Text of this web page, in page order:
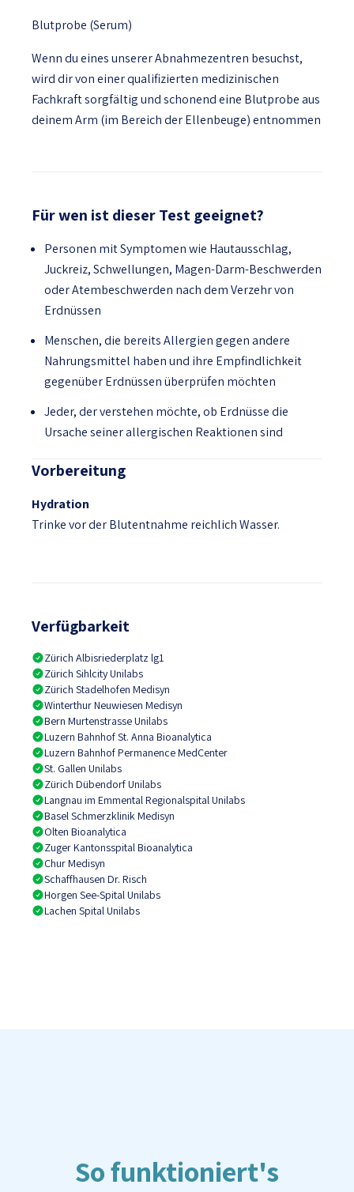
Blutprobe (Serum)
Wenn du eines unserer Abnahmezentren besuchst,
wird dir von einer qualifizierten medizinischen
Fachkraft sorgfältig und schonend eine Blutprobe aus
deinem Arm (im Bereich der Ellenbeuge) entnommen
Für wen ist dieser Test geeignet?
Personen mit Symptomen wie Hautausschlag,
Juckreiz, Schwellungen, Magen-Darm-Beschwerden
oder Atembeschwerden nach dem Verzehr von
Erdnüssen
Menschen, die bereits Allergien gegen andere
Nahrungsmittel haben und ihre Empfindlichkeit
gegenüber Erdnüssen überprüfen möchten
Jeder, der verstehen möchte, ob Erdnüsse die
Ursache seiner allergischen Reaktionen sind
Vorbereitung
Hydration
Trinke vor der Blutentnahme reichlich Wasser.
Verfügbarkeit
Zürich Albisriederplatz lg1
Zürich Sihlcity Unilabs
Zürich Stadelhofen Medisyn
Winterthur Neuwiesen Medisyn
Bern Murtenstrasse Unilabs
Luzern Bahnhof St. Anna Bioanalytica
Luzern Bahnhof Permanence MedCenter
St. Gallen Unilabs
Zürich Dübendorf Unilabs
Langnau im Emmental Regionalspital Unilabs
Basel Schmerzklinik Medisyn
Olten Bioanalytica
Zuger Kantonsspital Bioanalytica
Chur Medisyn
Schaffhausen Dr. Risch
Horgen See-Spital Unilabs
Lachen Spital Unilabs
So funktioniert's